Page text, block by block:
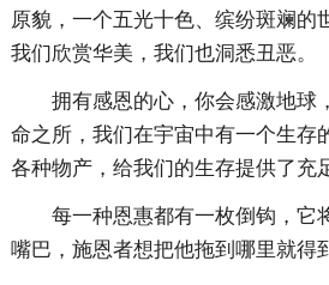
原貌，一个五光十色、缤纷斑斓的
我们欣赏华美，我们也洞悉丑恶。
拥有感恩的心，你会感激地球
命之所，我们在宇宙中有一个生存
各种物产，给我们的生存提供了充
每一种恩惠都有一枚倒钩，它
嘴巴，施恩者想把他拖到哪里就得